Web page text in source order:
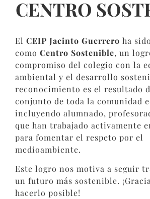
CENTRO
El CEIP Jacinto Guerrero ha
como Centro Sostenible, un
compromiso del colegio con la
ambiental y el desarrollo
reconocimiento es el resultado
conjunto de toda la comunidad
incluyendo alumnado,
que han trabajado activamente
para fomentar el respeto por el
medioambiente.
Este logro nos motiva a seguir
un futuro más sostenible.
hacerlo posible!